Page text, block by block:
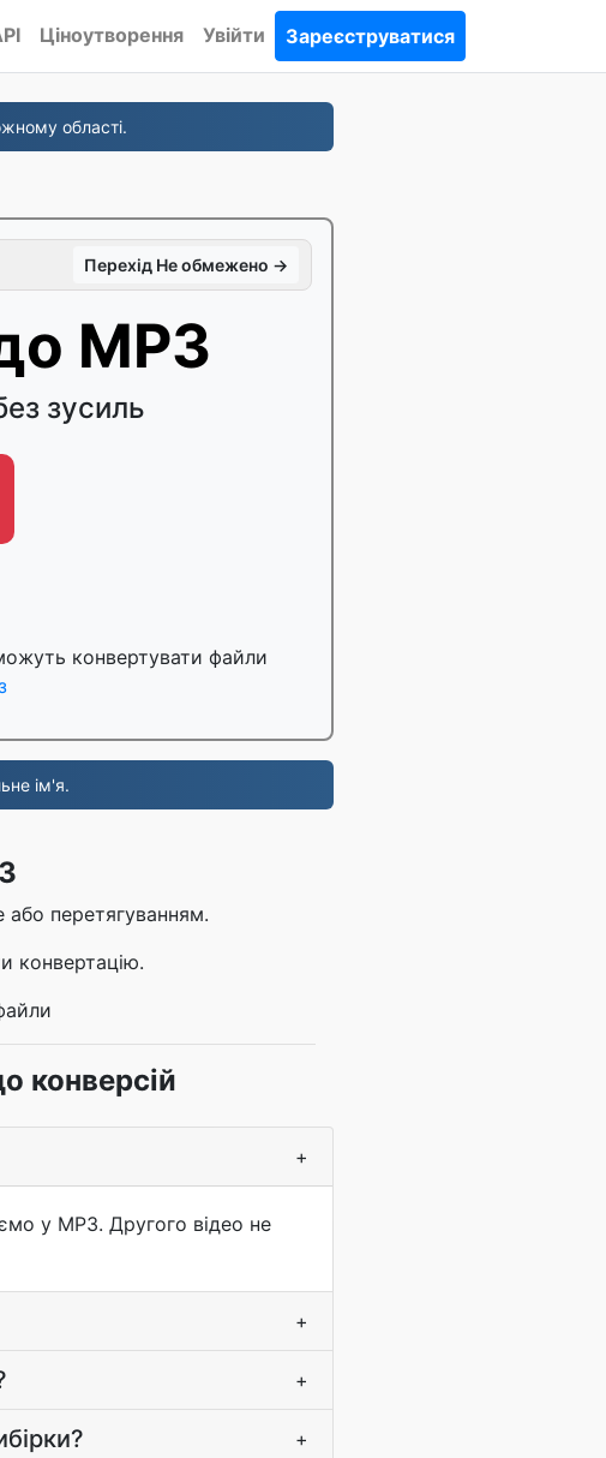
Ціноутворення Увійти Зареєструватися
області.
Перехід Не обмежено →
MP3
зусиль
конвертувати файли
ім'я.
перетягуванням.
конвертацію.
конверсій
+
у MP3. Другого відео не
+
+
+